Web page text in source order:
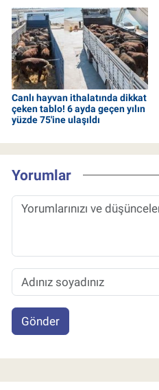
Canlı hayvan ithalatında dikkat
çeken tablo! 6 ayda geçen yılın
yüzde 75'ine ulaşıldı
Yorumlar
Gönder